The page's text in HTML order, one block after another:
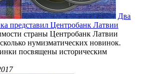
Два
представил Центробанк Латвии
страны Центробанк Латвии
нумизматических новинок.
посвящены историческим